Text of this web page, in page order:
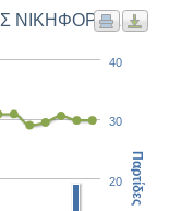
ΝΙΚΗΦΟΡΟΣ
20
30
40
Παρτίδες